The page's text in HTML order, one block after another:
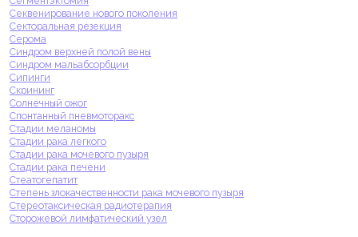
Секвенирование нового поколения
Секторальная резекция
Серома
Синдром верхней полой вены
Синдром мальабсорбции
Сипинги
Скрининг
Солнечный ожог
Спонтанный пневмоторакс
Стадии меланомы
Стадии рака легкого
Стадии рака мочевого пузыря
Стадии рака печени
Стеатогепатит
Степень злокачественности рака мочевого пузыря
Стереотаксическая радиотерапия
Сторожевой лимфатический узел